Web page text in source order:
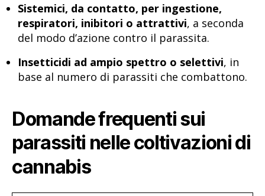
Sistemici, da contatto, per ingestione,
respiratori, inibitori o attrattivi, a seconda
del modo d’azione contro il parassita.
Insetticidi ad ampio spettro o selettivi, in
base al numero di parassiti che combattono.
Domande frequenti sui
parassiti nelle coltivazioni di
cannabis